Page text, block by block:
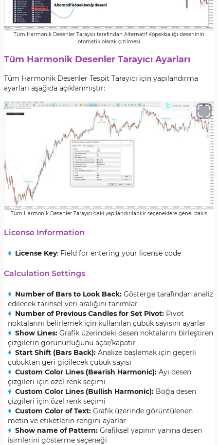
Tüm Harmonik Desenler Tarayıcı tarafından Alternatif Köpekbalığı deseninin
otomatik olarak çizilmesi
Tüm Harmonik Desenler Tarayıcı Ayarları
Tüm Harmonik Desenler Tespit Tarayıcı için yapılandırma
ayarları aşağıda açıklanmıştır:
Tüm Harmonik Desenler Tarayıcı’daki yapılandırılabilir seçeneklere genel bakış
License Information
License Key: Field for entering your license code
Calculation Settings
Number of Bars to Look Back: Gösterge tarafından analiz
edilecek tarihsel veri aralığını tanımlar
Number of Previous Candles for Set Pivot: Pivot
noktalarını belirlemek için kullanılan çubuk sayısını ayarlar
Show Lines: Grafik üzerindeki desen noktalarını birleştiren
çizgilerin görünürlüğünü açar/kapatır
Start Shift (Bars Back): Analize başlamak için geçerli
çubuktan geri gidilecek çubuk sayısı
Custom Color Lines (Bearish Harmonic): Ayı desen
çizgileri için özel renk seçimi
Custom Color Lines (Bullish Harmonic): Boğa desen
çizgileri için özel renk seçimi
Custom Color of Text: Grafik üzerinde görüntülenen
metin ve etiketlerin rengini ayarlar
Show name of Pattern: Grafiksel yapının yanına desen
isimlerini gösterme seçeneği